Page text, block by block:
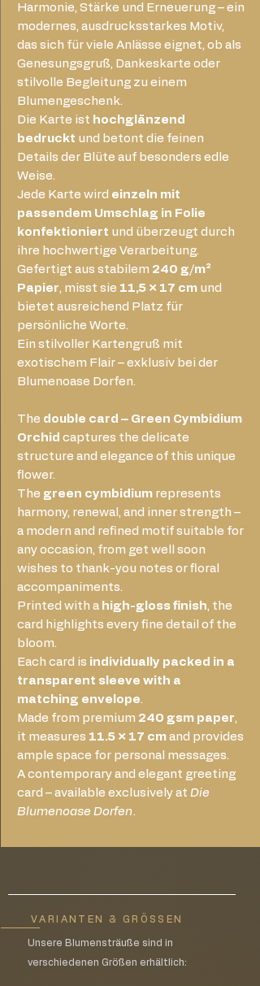
Harmonie, Stärke und Erneuerung – ein
modernes, ausdrucksstarkes Motiv,
das sich für viele Anlässe eignet, ob als
Genesungsgruß, Dankeskarte oder
stilvolle Begleitung zu einem
Blumengeschenk.
Die Karte ist hochglänzend
bedruckt und betont die feinen
Details der Blüte auf besonders edle
Weise.
Jede Karte wird einzeln mit
passendem Umschlag in Folie
konfektioniert und überzeugt durch
ihre hochwertige Verarbeitung.
Gefertigt aus stabilem 240 g/m²
Papier, misst sie 11,5 × 17 cm und
bietet ausreichend Platz für
persönliche Worte.
Ein stilvoller Kartengruß mit
exotischem Flair – exklusiv bei der
Blumenoase Dorfen.
The double card – Green Cymbidium
Orchid captures the delicate
structure and elegance of this unique
flower.
The green cymbidium represents
harmony, renewal, and inner strength –
a modern and refined motif suitable for
any occasion, from get well soon
wishes to thank-you notes or floral
accompaniments.
Printed with a high-gloss finish, the
card highlights every fine detail of the
bloom.
Each card is individually packed in a
transparent sleeve with a
matching envelope.
Made from premium 240 gsm paper,
it measures 11.5 × 17 cm and provides
ample space for personal messages.
A contemporary and elegant greeting
card – available exclusively at Die
Blumenoase Dorfen.
VARIANTEN & GRÖSSEN
Unsere Blumensträuße sind in
verschiedenen Größen erhältlich: